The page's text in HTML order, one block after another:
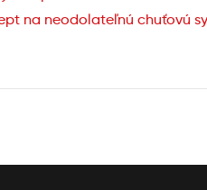
na neodolateľnú chuťovú